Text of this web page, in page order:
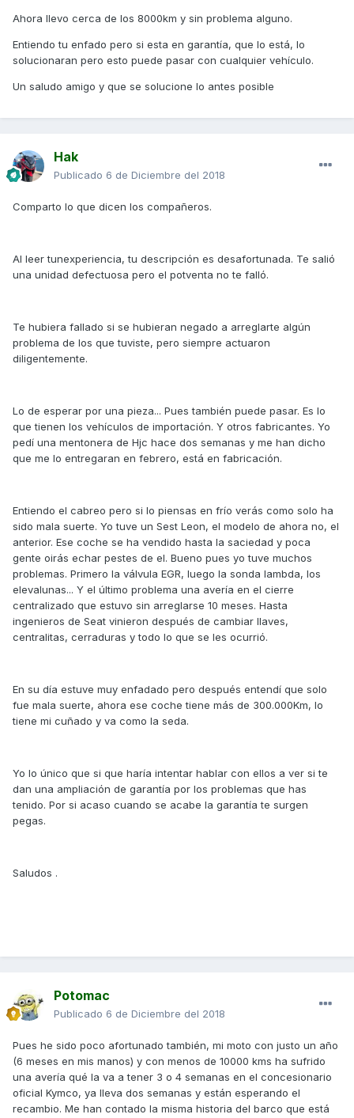
Ahora llevo cerca de los 8000km y sin problema alguno.
Entiendo tu enfado pero si esta en garantía, que lo está, lo
solucionaran pero esto puede pasar con cualquier vehículo.
Un saludo amigo y que se solucione lo antes posible
Hak
Publicado 6 de Diciembre del 2018
Comparto lo que dicen los compañeros.
Al leer tunexperiencia, tu descripción es desafortunada. Te salió
una unidad defectuosa pero el potventa no te falló.
Te hubiera fallado si se hubieran negado a arreglarte algún
problema de los que tuviste, pero siempre actuaron
diligentemente.
Lo de esperar por una pieza... Pues también puede pasar. Es lo
que tienen los vehículos de importación. Y otros fabricantes. Yo
pedí una mentonera de Hjc hace dos semanas y me han dicho
que me lo entregaran en febrero, está en fabricación.
Entiendo el cabreo pero si lo piensas en frío verás como solo ha
sido mala suerte. Yo tuve un Sest Leon, el modelo de ahora no, el
anterior. Ese coche se ha vendido hasta la saciedad y poca
gente oirás echar pestes de el. Bueno pues yo tuve muchos
problemas. Primero la válvula EGR, luego la sonda lambda, los
elevalunas... Y el último problema una avería en el cierre
centralizado que estuvo sin arreglarse 10 meses. Hasta
ingenieros de Seat vinieron después de cambiar llaves,
centralitas, cerraduras y todo lo que se les ocurrió.
En su día estuve muy enfadado pero después entendí que solo
fue mala suerte, ahora ese coche tiene más de 300.000Km, lo
tiene mi cuñado y va como la seda.
Yo lo único que si que haría intentar hablar con ellos a ver si te
dan una ampliación de garantía por los problemas que has
tenido. Por si acaso cuando se acabe la garantía te surgen
pegas.
Saludos .
Potomac
Publicado 6 de Diciembre del 2018
Pues he sido poco afortunado también, mi moto con justo un año
(6 meses en mis manos) y con menos de 10000 kms ha sufrido
una avería qué la va a tener 3 o 4 semanas en el concesionario
oficial Kymco, ya lleva dos semanas y están esperando el
recambio. Me han contado la misma historia del barco que está